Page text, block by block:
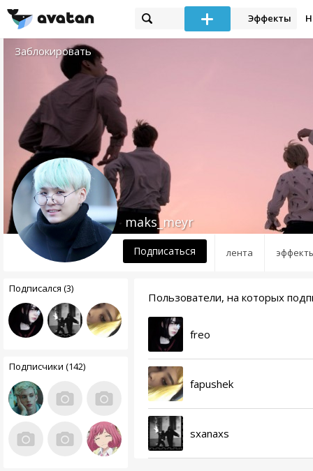
Эффекты
Заблокировать
лента
maks_meyr
Подписаться
Подписался (3)
Подписчики (142)
Пользователи, на которых
freo
fapushek
sxanaxs